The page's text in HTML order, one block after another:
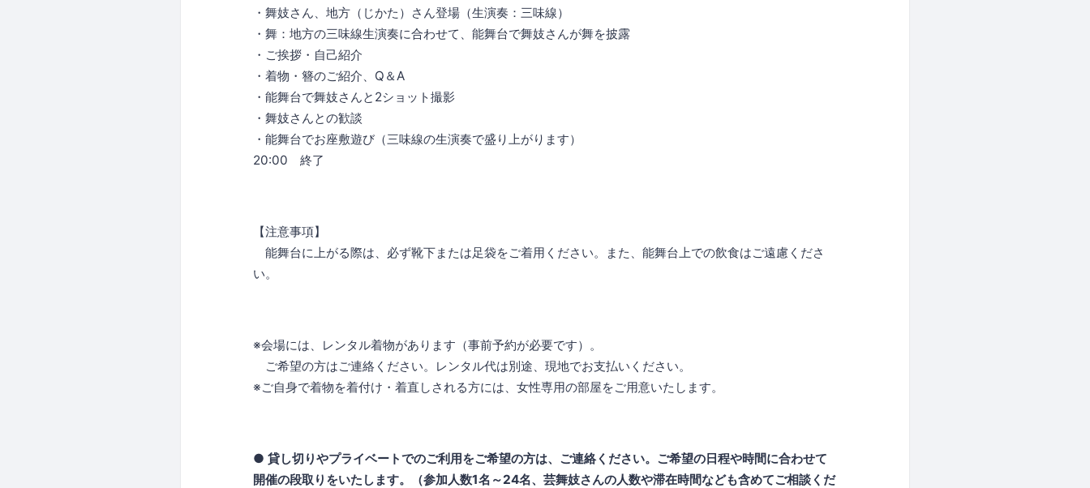
・舞妓さん、地方（じかた）さん登場（生演奏：三味線）
・舞：地方の三味線生演奏に合わせて、能舞台で舞妓さんが舞を披露
・ご挨拶・自己紹介
・着物・簪のご紹介、Q＆A
・能舞台で舞妓さんと2ショット撮影
・舞妓さんとの歓談
・能舞台でお座敷遊び（三味線の生演奏で盛り上がります）
20:00 終了
【注意事項】
能舞台に上がる際は、必ず靴下または足袋をご着用ください。また、能舞台上での飲食はご遠慮くださ
い。
※会場には、レンタル着物があります（事前予約が必要です）。
ご希望の方はご連絡ください。レンタル代は別途、現地でお支払いください。
※ご自身で着物を着付け・着直しされる方には、女性専用の部屋をご用意いたします。
● 貸し切りやプライベートでのご利用をご希望の方は、ご連絡ください。ご希望の日程や時間に合わせて
開催の段取りをいたします。（参加人数1名～24名、芸舞妓さんの人数や滞在時間なども含めてご相談くだ